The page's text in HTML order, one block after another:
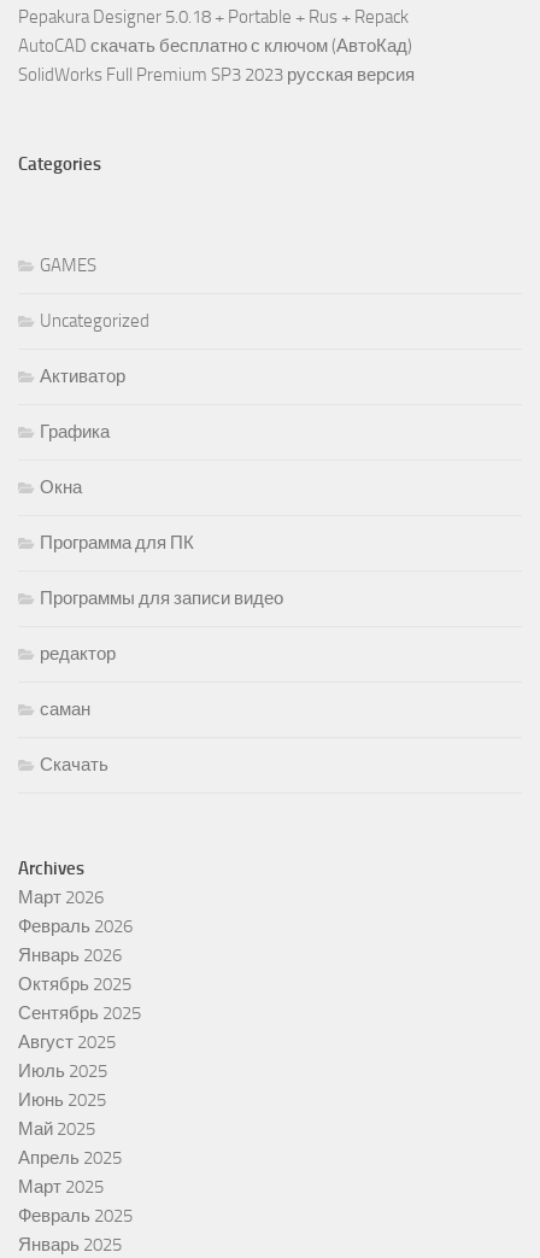
Pepakura Designer 5.0.18 + Portable + Rus + Repack
AutoCAD скачать бесплатно с ключом (АвтоКад)
SolidWorks Full Premium SP3 2023 русская версия
Categories
GAMES
Uncategorized
Активатор
Графика
Окна
Программа для ПК
Программы для записи видео
редактор
саман
Скачать
Archives
Март 2026
Февраль 2026
Январь 2026
Октябрь 2025
Сентябрь 2025
Август 2025
Июль 2025
Июнь 2025
Май 2025
Апрель 2025
Март 2025
Февраль 2025
Январь 2025